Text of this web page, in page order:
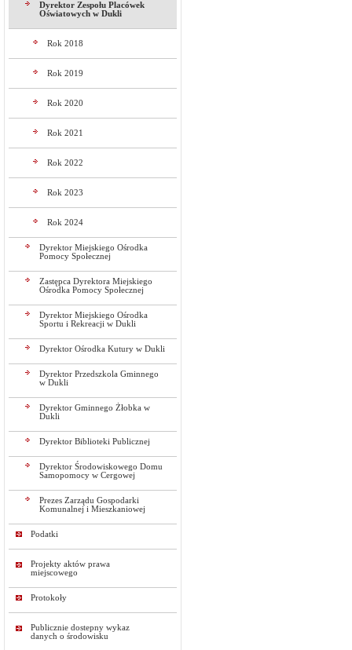
Dyrektor Zespołu Placówek
Oświatowych w Dukli
Rok 2018
Rok 2019
Rok 2020
Rok 2021
Rok 2022
Rok 2023
Rok 2024
Dyrektor Miejskiego Ośrodka
Pomocy Społecznej
Zastępca Dyrektora Miejskiego
Ośrodka Pomocy Społecznej
Dyrektor Miejskiego Ośrodka
Sportu i Rekreacji w Dukli
Dyrektor Ośrodka Kutury w Dukli
Dyrektor Przedszkola Gminnego
w Dukli
Dyrektor Gminnego Żłobka w
Dukli
Dyrektor Biblioteki Publicznej
Dyrektor Środowiskowego Domu
Samopomocy w Cergowej
Prezes Zarządu Gospodarki
Komunalnej i Mieszkaniowej
Podatki
Projekty aktów prawa
miejscowego
Protokoły
Publicznie dostepny wykaz
danych o środowisku